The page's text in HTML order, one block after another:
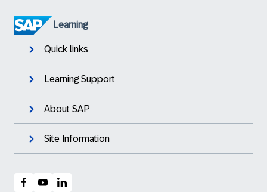
Learning
Quick links
Learning Support
About SAP
Site Information